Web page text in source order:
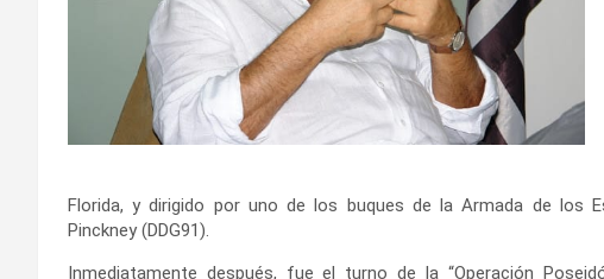
Florida, y dirigido por uno de los buques de la Armada de los
Pinckney (DDG91).
Inmediatamente después, fue el turno de la “Operación